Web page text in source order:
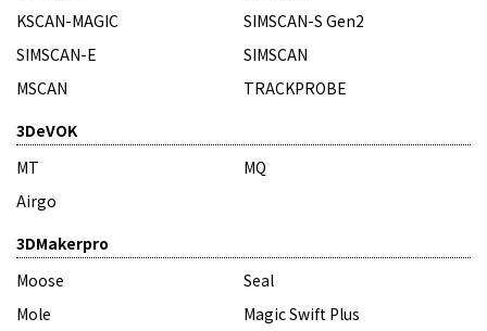
KSCAN-MAGIC
SIMSCAN-S Gen2
SIMSCAN-E
SIMSCAN
MSCAN
TRACKPROBE
3DeVOK
MT
MQ
Airgo
3DMakerpro
Moose
Seal
Mole
Magic Swift Plus